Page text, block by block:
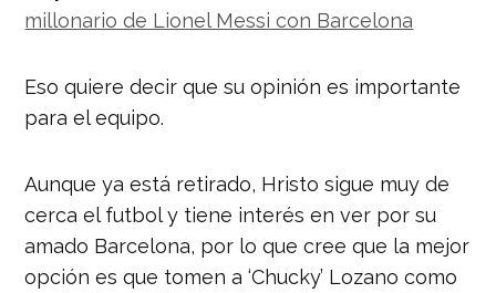
millonario de Lionel Messi con Barcelona
Eso quiere decir que su opinión es importante
para el equipo.
Aunque ya está retirado, Hristo sigue muy de
cerca el futbol y tiene interés en ver por su
amado Barcelona, por lo que cree que la mejor
opción es que tomen a ‘Chucky’ Lozano como